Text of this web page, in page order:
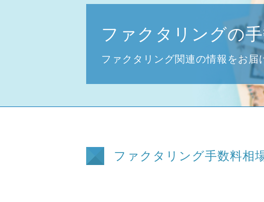
ファクタリングの
ファクタリング関連の情報をお届
ファクタリング手数料相